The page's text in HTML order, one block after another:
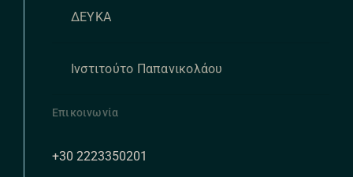
ΔΕΥΚΑ
Ινστιτούτο Παπανικολάου
Επικοινωνία
+30 2223350201